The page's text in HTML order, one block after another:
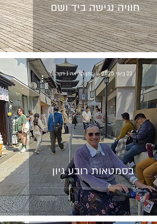
חוויה נגישה ביד ושם
בסמטאות רובע גיון
22 ביוני 2025 זמן קריאה 1 דקות